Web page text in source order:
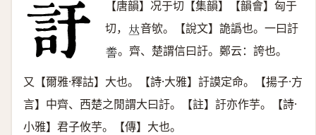
【唐韻】况于切【集韻】【韻會】匈于
切， 𠀤音欨。【說文】詭譌也。一曰訏
𧪰 。齊、楚謂信曰訏。鄭云：誇也。
又【爾雅·釋詁】大也。【詩·大雅】訏謨定命。【揚子·方
言】中齊、西楚之閒謂大曰訏。【註】訏亦作芋。【詩·
小雅】君子攸芋。【傳】大也。